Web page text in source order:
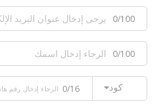
0/16